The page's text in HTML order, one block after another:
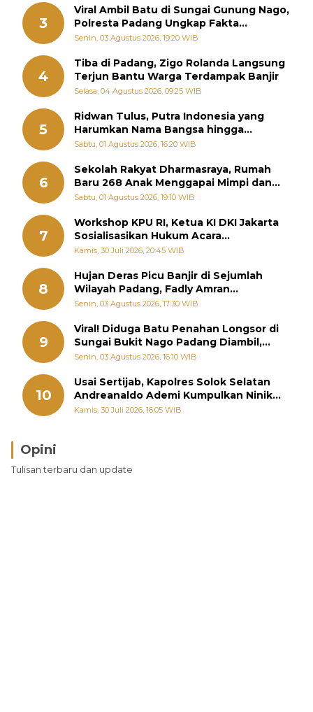
3
Viral Ambil Batu di Sungai Gunung Nago,
Polresta Padang Ungkap Fakta
Sebenarnya
Senin, 03 Agustus 2026, 19:20 WIB
4
Tiba di Padang, Zigo Rolanda Langsung
Terjun Bantu Warga Terdampak Banjir
Selasa, 04 Agustus 2026, 09:25 WIB
5
Ridwan Tulus, Putra Indonesia yang
Harumkan Nama Bangsa hingga
Diabadikan dalam Buku Jepang
Sabtu, 01 Agustus 2026, 16:20 WIB
6
Sekolah Rakyat Dharmasraya, Rumah
Baru 268 Anak Menggapai Mimpi dan
Memutus Rantai Kemiskinan
Sabtu, 01 Agustus 2026, 19:10 WIB
7
Workshop KPU RI, Ketua KI DKI Jakarta
Sosialisasikan Hukum Acara
Penyelesaian Sengketa Informasi Publik
Kamis, 30 Juli 2026, 20:45 WIB
8
Hujan Deras Picu Banjir di Sejumlah
Wilayah Padang, Fadly Amran
Perintahkan OPD Siaga
Senin, 03 Agustus 2026, 17:30 WIB
9
Viral! Diduga Batu Penahan Longsor di
Sungai Bukit Nago Padang Diambil,
Warga Khawatir Bencana Terulang
Senin, 03 Agustus 2026, 16:10 WIB
10
Usai Sertijab, Kapolres Solok Selatan
Andreanaldo Ademi Kumpulkan Ninik
Mamak Bahas Kamtibmas dan Judi
Kamis, 30 Juli 2026, 16:05 WIB
Opini
Tulisan terbaru dan update